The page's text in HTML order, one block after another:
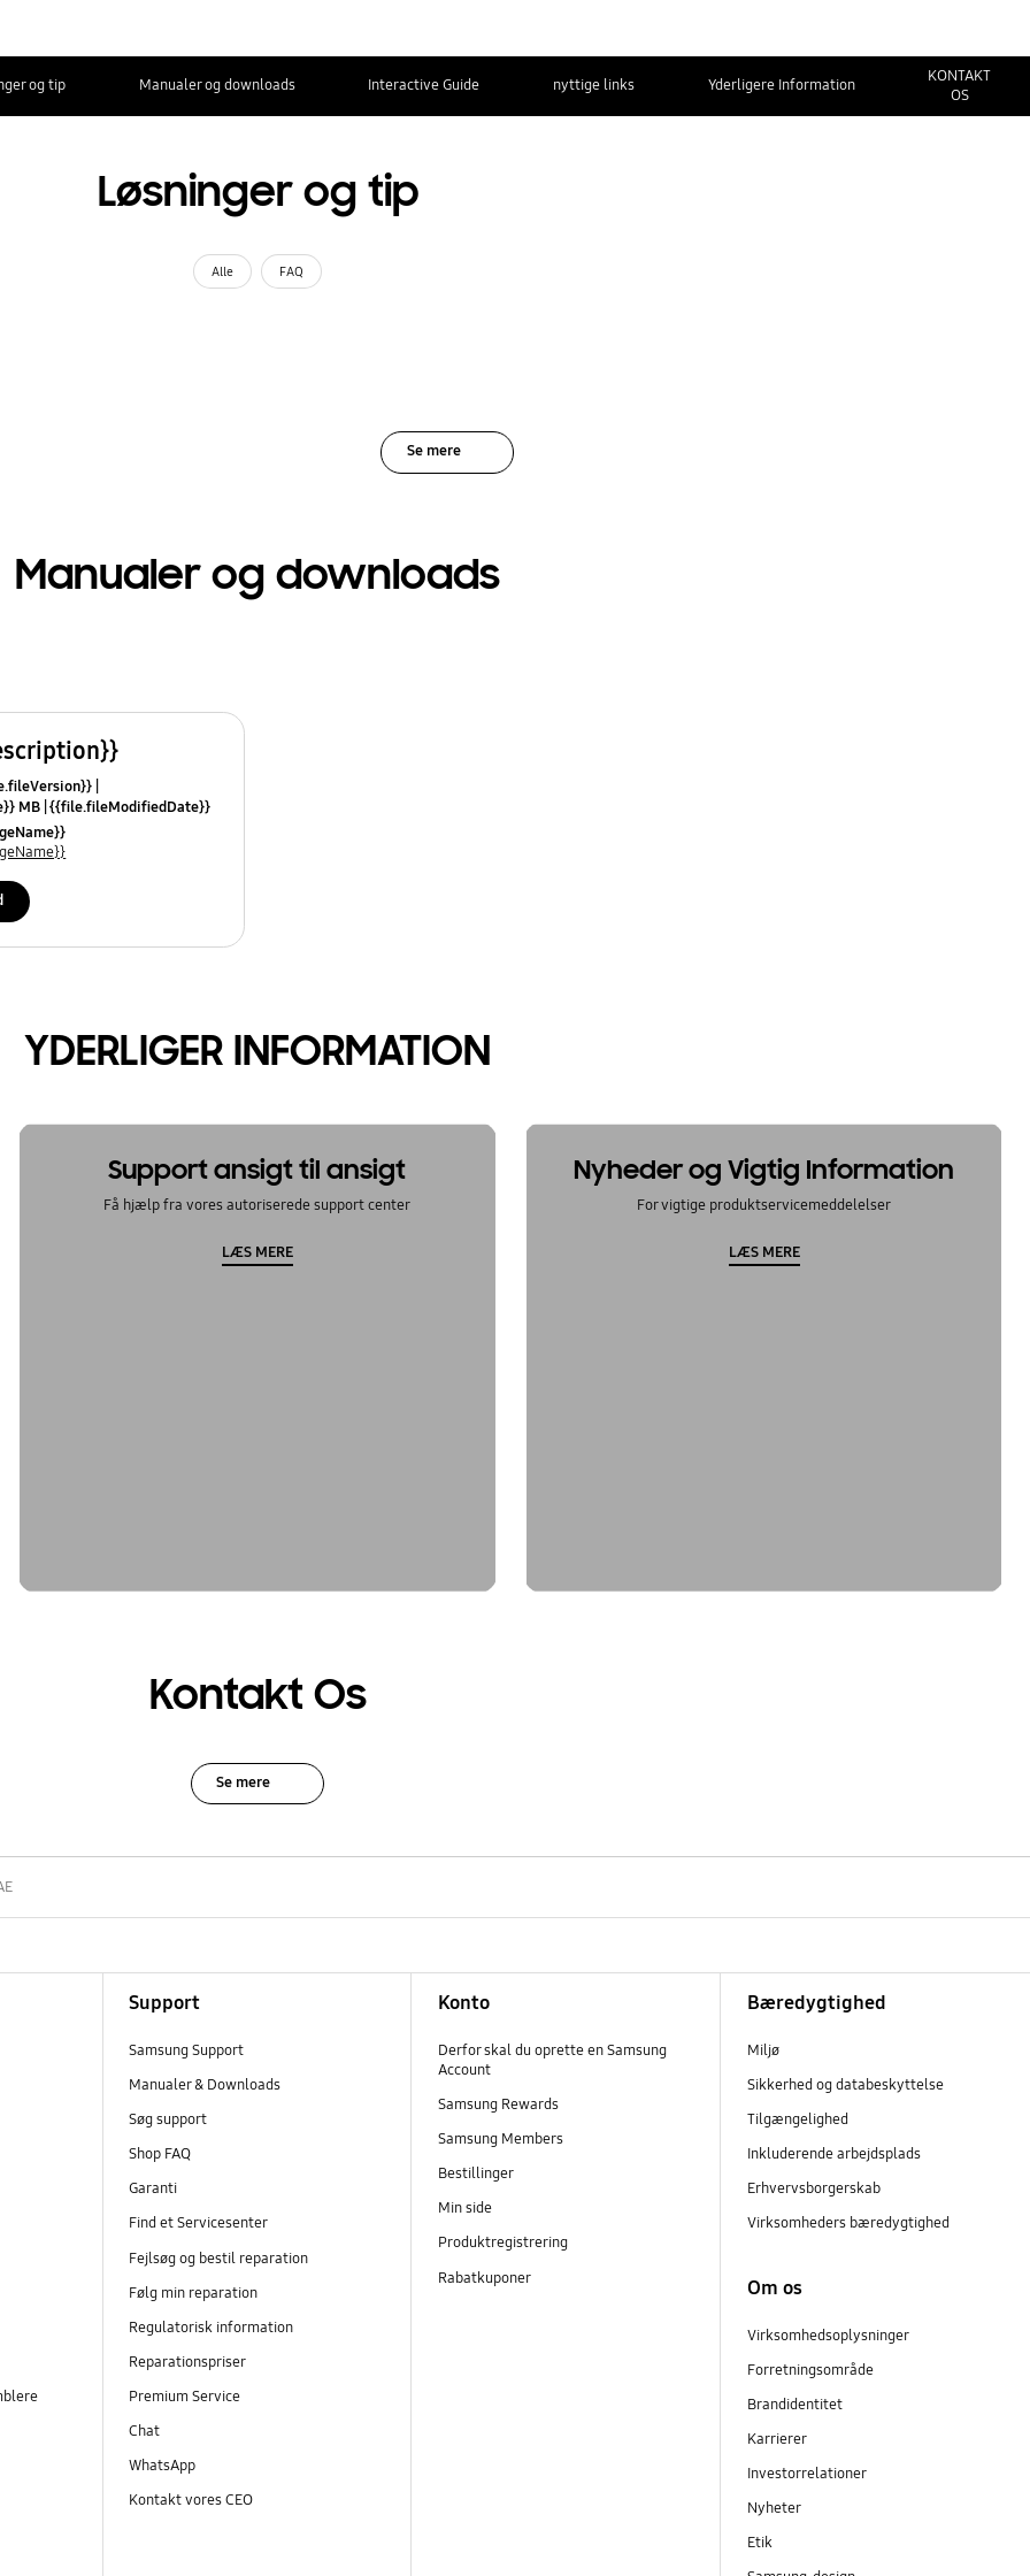
og tip Manualer og downloads Interactive Guide nyttige links Yderligere Information
KONTAKT
OS
Løsninger og tip
Alle FAQ
Se mere
Manualer og downloads
MB {{file.fileModifiedDate}}
YDERLIGER INFORMATION
Support ansigt til ansigt
Få hjælp fra vores autoriserede support center
LÆS MERE
Nyheder og Vigtig Information
For vigtige produktservicemeddelelser
LÆS MERE
Kontakt Os
Se mere
Support
Samsung Support
Manualer & Downloads
Søg support
Shop FAQ
Garanti
Find et Servicesenter
Fejlsøg og bestil reparation
Følg min reparation
Regulatorisk information
Reparationspriser
Premium Service
Chat
WhatsApp
Kontakt vores CEO
Konto
Derfor skal du oprette en Samsung
Account
Samsung Rewards
Samsung Members
Bestillinger
Min side
Produktregistrering
Rabatkuponer
Bæredygtighed
Miljø
Sikkerhed og databeskyttelse
Tilgængelighed
Inkluderende arbejdsplads
Erhvervsborgerskab
Virksomheders bæredygtighed
Om os
Virksomhedsoplysninger
Forretningsområde
Brandidentitet
Karrierer
Investorrelationer
Nyheter
Etik